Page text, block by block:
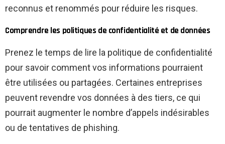
reconnus et renommés pour réduire les risques.
Comprendre les politiques de confidentialité et de données
Prenez le temps de lire la politique de confidentialité
pour savoir comment vos informations pourraient
être utilisées ou partagées. Certaines entreprises
peuvent revendre vos données à des tiers, ce qui
pourrait augmenter le nombre d’appels indésirables
ou de tentatives de phishing.